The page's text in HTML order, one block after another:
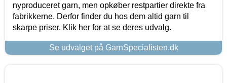
nyproduceret garn, men opkøber restpartier direkte fra
fabrikkerne. Derfor finder du hos dem altid garn til
skarpe priser. Klik her for at se deres udvalg.
Se udvalget på GarnSpecialisten.dk